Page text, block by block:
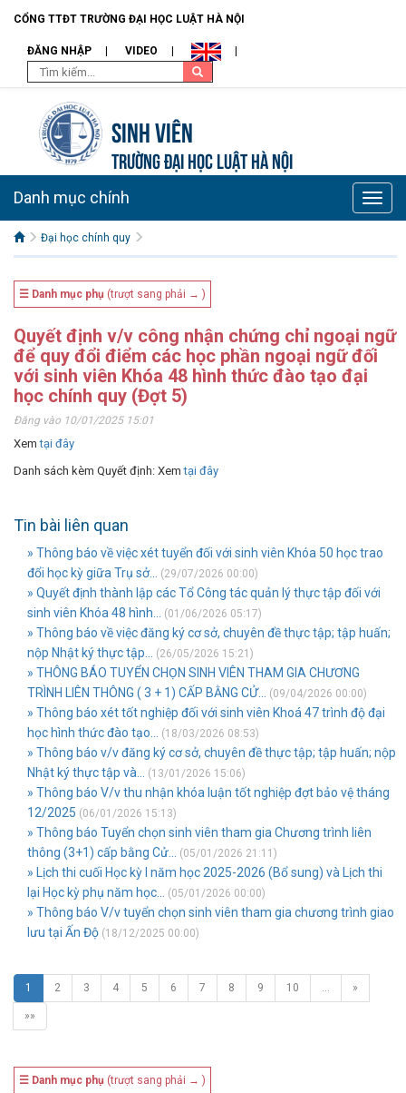
CỔNG TTĐT TRƯỜNG ĐẠI HỌC LUẬT HÀ NỘI
ĐĂNG NHẬP VIDEO
Sinh viên
TRƯỜNG ĐẠI HỌC LUẬT HÀ NỘI
Toggle
Danh mục chính
Đại học chính quy
☰ Danh mục phụ (trượt sang phải → )
Quyết định v/v công nhận chứng chỉ ngoại ngữ
để quy đổi điểm các học phần ngoại ngữ đối
với sinh viên Khóa 48 hình thức đào tạo đại
học chính quy (Đợt 5)
Đăng vào 10/01/2025 15:01
Xemtại đây
Danh sách kèm Quyết định: Xemtại đây
Tin bài liên quan
» Thông báo về việc xét tuyển đối với sinh viên Khóa 50 học trao
đổi học kỳ giữa Trụ sở...
(29/07/2026 00:00)
» Quyết định thành lập các Tổ Công tác quản lý thực tập đối với
sinh viên Khóa 48 hình...
(01/06/2026 05:17)
» Thông báo về việc đăng ký cơ sở, chuyên đề thực tập; tập huấn;
nộp Nhật ký thực tập...
(26/05/2026 15:21)
» THÔNG BÁO TUYỂN CHỌN SINH VIÊN THAM GIA CHƯƠNG
TRÌNH LIÊN THÔNG ( 3 + 1) CẤP BẰNG CỬ...
(09/04/2026 00:00)
» Thông báo xét tốt nghiệp đối với sinh viên Khoá 47 trình độ đại
học hình thức đào tạo...
(18/03/2026 08:53)
» Thông báo v/v đăng ký cơ sở, chuyên đề thực tập; tập huấn; nộp
Nhật ký thực tập và...
(13/01/2026 15:06)
» Thông báo V/v thu nhận khóa luận tốt nghiệp đợt bảo vệ tháng
12/2025 (06/01/2026 15:13)
» Thông báo Tuyển chọn sinh viên tham gia Chương trình liên
thông (3+1) cấp bằng Cử...
(05/01/2026 21:11)
» Lịch thi cuối Học kỳ I năm học 2025-2026 (Bổ sung) và Lịch thi
lại Học kỳ phụ năm học...
(05/01/2026 00:00)
» Thông báo V/v tuyển chọn sinh viên tham gia chương trình giao
lưu tại Ấn Độ (18/12/2025 00:00)
1 2 3 4 5 6 7 8 9 10 … »
»»
☰ Danh mục phụ (trượt sang phải → )